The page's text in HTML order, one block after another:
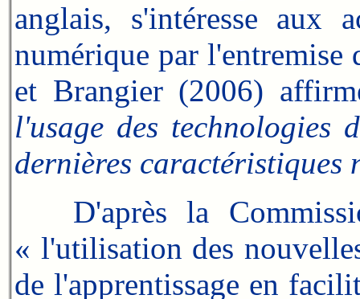
anglais, s'intéresse aux
numérique par l'entremise
et Brangier (2006)
l'usage des
dernières caractéristiques
D'après la
« l'utilisation des
de l'apprentissage en